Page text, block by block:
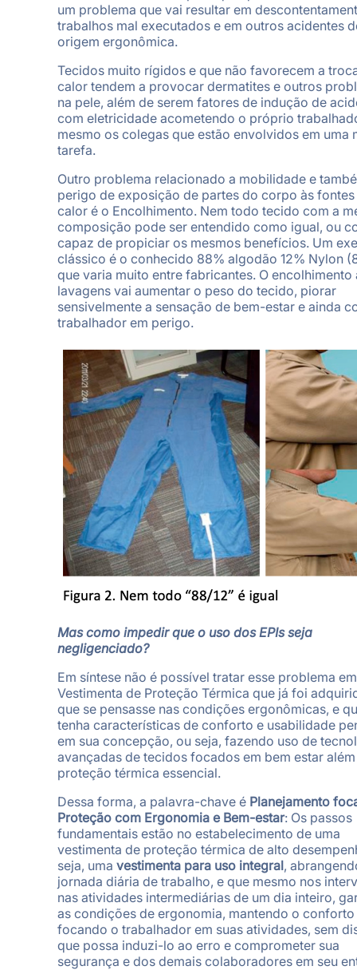
um problema que vai resultar em
trabalhos mal executados e em outros acidentes
origem ergonômica.
Tecidos muito rígidos e que não favorecem a
calor tendem a provocar dermatites e outros
na pele, além de serem fatores de indução de
com eletricidade acometendo o próprio
mesmo os colegas que estão envolvidos em uma
tarefa.
Outro problema relacionado a mobilidade e
perigo de exposição de partes do corpo às
calor é o Encolhimento. Nem todo tecido com a
composição pode ser entendido como igual, ou
capaz de propiciar os mesmos benefícios. Um
clássico é o conhecido 88% algodão 12% Nylon
que varia muito entre fabricantes. O encolhimento
lavagens vai aumentar o peso do tecido, piorar
sensivelmente a sensação de bem-estar e ainda
trabalhador em perigo.
Mas como impedir que o uso dos EPIs seja
negligenciado?
Em síntese não é possível tratar esse problema
Vestimenta de Proteção Térmica que já foi
que se pensasse nas condições ergonômicas, e
tenha características de conforto e usabilidade
em sua concepção, ou seja, fazendo uso de
avançadas de tecidos focados em bem estar
proteção térmica essencial.
Dessa forma, a palavra-chave é Planejamento
Proteção com Ergonomia e Bem-estar: Os passos
fundamentais estão no estabelecimento de uma
vestimenta de proteção térmica de alto
seja, uma vestimenta para uso integral,
jornada diária de trabalho, e que mesmo nos
nas atividades intermediárias de um dia inteiro,
as condições de ergonomia, mantendo o conforto
focando o trabalhador em suas atividades, sem
que possa induzi-lo ao erro e comprometer sua
segurança e dos demais colaboradores em seu